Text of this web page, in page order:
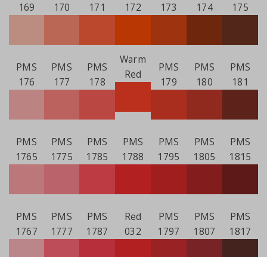
169
170
171
172
173
174
175
PMS
176
PMS
177
PMS
178
Warm
Red
PMS
179
PMS
180
PMS
181
PMS
1765
PMS
1775
PMS
1785
PMS
1788
PMS
1795
PMS
1805
PMS
1815
PMS
1767
PMS
1777
PMS
1787
Red
032
PMS
1797
PMS
1807
PMS
1817